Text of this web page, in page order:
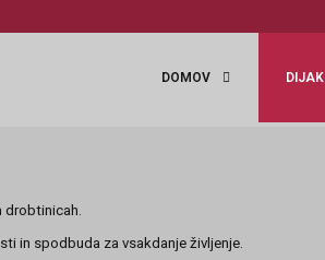
DOMOV DIJAKI
drobtinicah.
in spodbuda za vsakdanje življenje.